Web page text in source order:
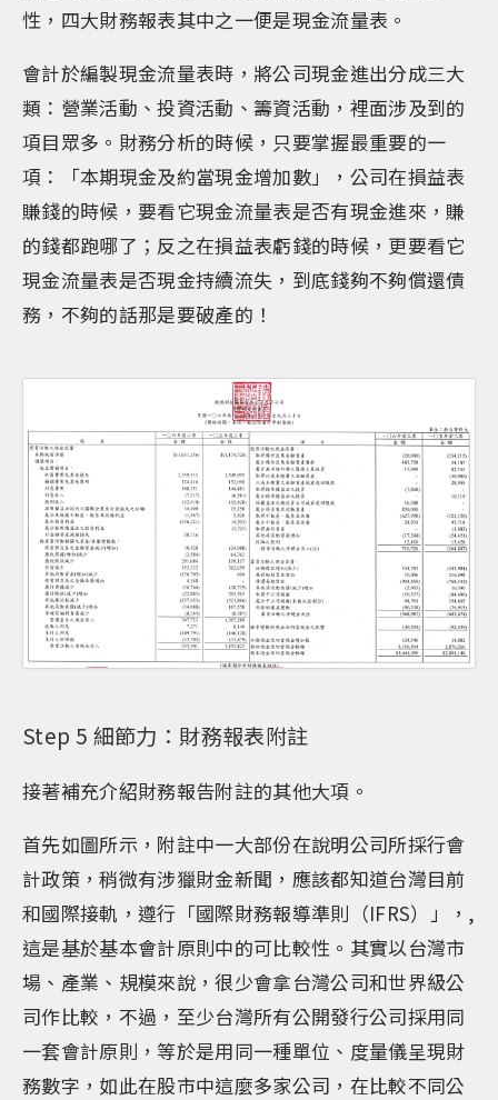
性，四大財務報表其中之一便是現金流量表。
會計於編製現金流量表時，將公司現金進出分成三大
類：營業活動、投資活動、籌資活動，裡面涉及到的
項目眾多。財務分析的時候，只要掌握最重要的一
項：「本期現金及約當現金增加數」，公司在損益表
賺錢的時候，要看它現金流量表是否有現金進來，賺
的錢都跑哪了；反之在損益表虧錢的時候，更要看它
現金流量表是否現金持續流失，到底錢夠不夠償還債
務，不夠的話那是要破產的！
Step 5 細節力：財務報表附註
接著補充介紹財務報告附註的其他大項。
首先如圖所示，附註中一大部份在說明公司所採行會
計政策，稍微有涉獵財金新聞，應該都知道台灣目前
和國際接軌，遵行「國際財務報導準則（IFRS）」，,
這是基於基本會計原則中的可比較性。其實以台灣市
場、產業、規模來說，很少會拿台灣公司和世界級公
司作比較，不過，至少台灣所有公開發行公司採用同
一套會計原則，等於是用同一種單位、度量儀呈現財
務數字，如此在股市中這麼多家公司，在比較不同公